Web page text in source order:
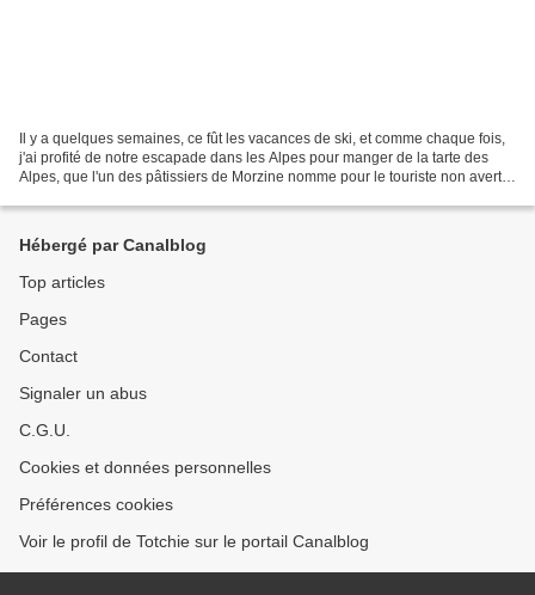
Il y a quelques semaines, ce fût les vacances de ski, et comme chaque fois,
j'ai profité de notre escapade dans les Alpes pour manger de la tarte des
Alpes, que l'un des pâtissiers de Morzine nomme pour le touriste non averti
Hébergé par Canalblog
Top articles
Pages
Contact
Signaler un abus
C.G.U.
Cookies et données personnelles
Préférences cookies
Voir le profil de Totchie sur le portail Canalblog